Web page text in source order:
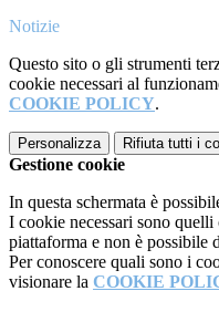
Notizie
Questo sito o gli strumenti
cookie necessari al
COOKIE POLICY.
Personalizza Rifiuta tutti i
Gestione cookie
In questa schermata è
I cookie necessari sono
piattaforma e non è possibile
Per conoscere quali sono i
visionare la COOKIE